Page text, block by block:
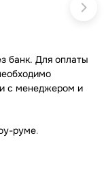
банк. Для оплаты
с менеджером и
руме.